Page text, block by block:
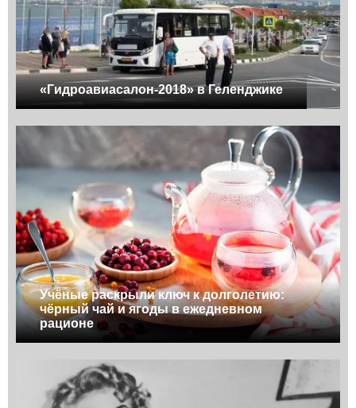
«Гидроавиасалон-2018» в Геленджике
Учёные раскрыли ключ к долголетию:
чёрный чай и ягоды в ежедневном
рационе